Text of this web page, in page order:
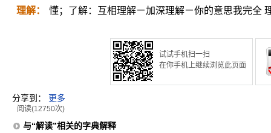
理解： 懂；了解：互相理解ㄧ加深理解ㄧ你的意思我完全
试试手机扫一扫
在你手机上继续浏览此页面
分享到： 更多
阅读(12750次)
与“解读”相关的字典解释